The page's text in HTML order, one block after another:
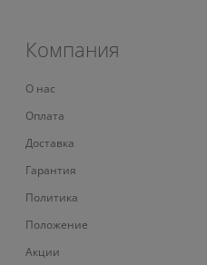
Компания
О нас
Оплата
Доставка
Гарантия
Политика
Положение
Акции